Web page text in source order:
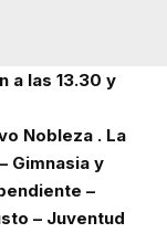
a las 13.30 y
Nobleza . La
Gimnasia y
–
– Juventud